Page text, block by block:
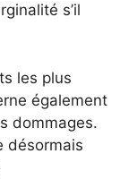
s’il
les plus
également
dommages.
désormais